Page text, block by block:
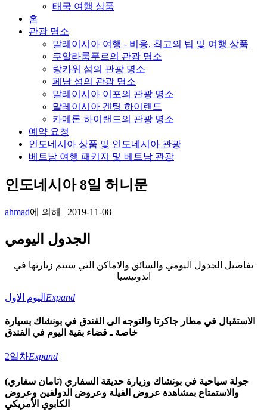
태국 여행 상품
홈
관광 명소
말레이시아 여행 - 비용, 최고의 팁 및 여행 상품
쿠알라룸푸르의 관광 명소
랑카위 섬의 관광 명소
페낭 섬의 관광 명소
말레이시아 이포의 관광 명소
말레이시아 겐팅 하이랜드
카메론 하이랜드의 관광 명소
예약 요청
인도네시아 상품 및 인도네시아 관광
베트남 여행 패키지 및 베트남 관광
인도네시아 8일 허니문
ahmad에 의해 | 2019-11-08
الجدول اليومي
تفاصيل الجدول اليومي والسائق والاماكن التي ستتم زيارتها في
اندونيسيا
اليوم الاول Expand
الاستقبال في مطار جاكرتا والتوجه الى الفندق في بونشاك بسيارة
خاصة ـ قضاء بقية اليوم في الفندق
2일차Expand
جولة سياحية في بونشاك وزيارة حديقة السفاري (تامان سفاري)
والاستمتاع بمشاهدة عروض الفيلة وعروض الدولفين وعروض
الكابوي الأمريكي